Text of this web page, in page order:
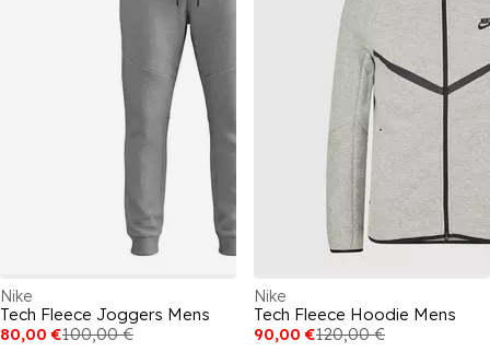
Nike
Tech Fleece Joggers Mens
80,00 €100,00 €
Nike
Tech Fleece Hoodie Mens
90,00 €120,00 €